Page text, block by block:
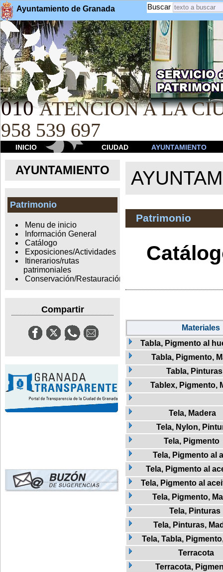
Ayuntamiento de Granada Buscar
010 ATENCION A LA
958 539 697
INICIO CIUDAD AYUNTAMIENTO
AYUNTAMIENTO
Patrimonio
Menu de inicio
Información General
Catálogo
Exposiciones/Actividades
Itinerarios/rutas
patrimoniales
Conservación/Restauración
Compartir
Patrimonio
Materiales
Tabla, Pigmento al
Tabla, Pigmento,
Tabla, Pinturas
Tablex, Pigmento,
Tela, Madera
Tela, Nylon,
Tela, Pigmento
Tela, Pigmento al
Tela, Pigmento al
Tela, Pigmento al
Tela, Pigmento,
Tela, Pinturas
Tela, Pinturas,
Tela, Tabla,
Terracota
Terracota,